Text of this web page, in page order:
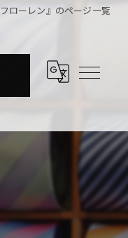
ローレン』のページ一覧